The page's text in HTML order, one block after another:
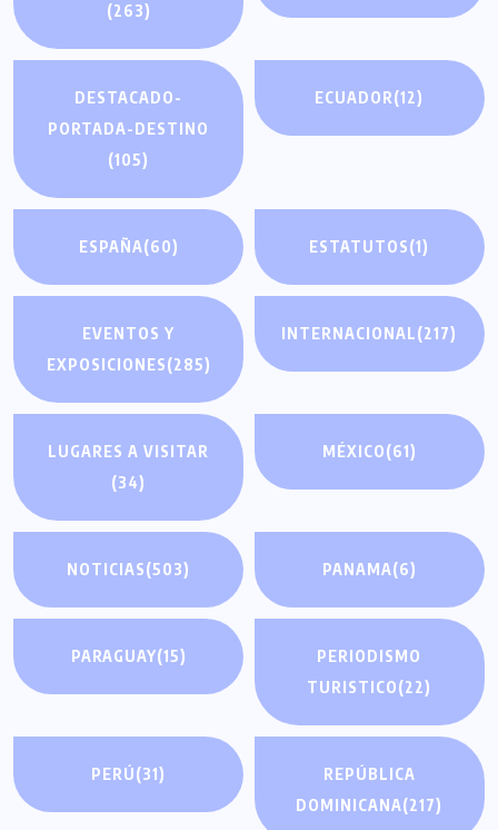
(263)
DESTACADO-
PORTADA-DESTINO
(105)
ECUADOR(12)
ESPAÑA(60) ESTATUTOS(1)
EVENTOS Y
EXPOSICIONES(285)
INTERNACIONAL(217)
LUGARES A VISITAR
(34)
MÉXICO(61)
NOTICIAS(503) PANAMA(6)
PARAGUAY(15)
PERIODISMO
TURISTICO(22)
PERÚ(31)
REPÚBLICA
DOMINICANA(217)